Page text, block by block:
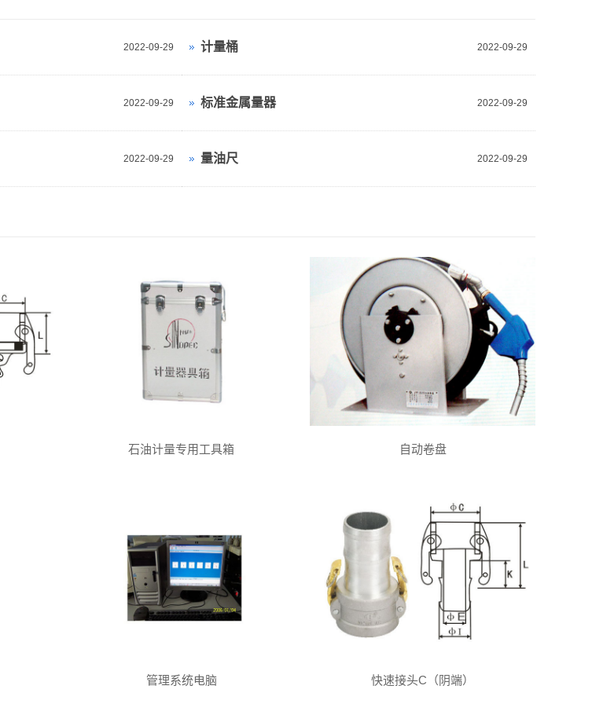
2022-09-29 2022-09-29
计量桶
2022-09-29 2022-09-29
标准金属量器
2022-09-29 2022-09-29
量油尺
石油计量专用工具箱 自动卷盘
管理系统电脑 快速接头C（阴端）